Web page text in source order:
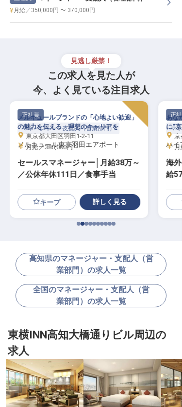
月給／350,000円 〜 370,000円
見逃し厳禁！
この求人を見た人が
今、よく見ている注目求人
正社員
マネージャー・支配人（営業部門）
メルキュール東京羽田エアポート
セールスマネージャー│月給38万～
／公休年休111日／食事手当
メルキュールブランドの「心地よい歓迎」
の魅力を伝える、理想のキャリアを
東京都大田区羽田1-2-11
月給／380,000円～
キープ 詳しく見る
正社
マ
ハイ
海
給
あな
に“
京
月
高知県のマネージャー・支配人（営
業部門）の求人一覧
全国のマネージャー・支配人（営
業部門）の求人一覧
東横INN高知大橋通りビル周辺の
求人